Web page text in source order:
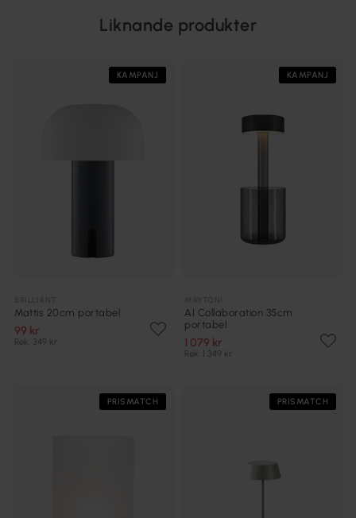
Liknande produkter
KAMPANJ
Mattis 20cm portabel
99 kr
Rek. 349 kr
KAMPANJ
AI Collaboration 35cm
portabel
1 079 kr
Rek. 1 349 kr
PRISMATCH PRISMATCH